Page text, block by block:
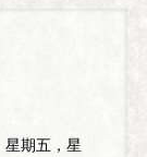
期五，星